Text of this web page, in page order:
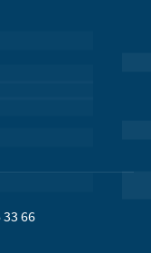
33 66